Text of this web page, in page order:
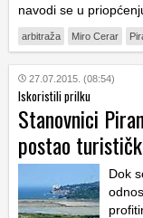
navodi se u
arbitraža Miro Cerar
27.07.2015. (08:54)
Iskoristili prilku
Stanovnici
postao
Dok